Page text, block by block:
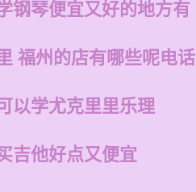
钢琴便宜又好的地方有
福州的店有哪些呢电话
以学尤克里里乐理
吉他好点又便宜